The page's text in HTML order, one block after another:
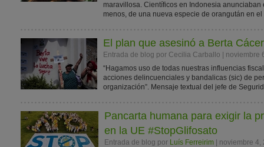
maravillosa. Científicos en Indonesia
menos, de una nueva especie de orangután en
El plan que asesinó a Berta
Entrada de blog por Cecilia Carballo | noviembre
“Hagamos uso de todas nuestras influencias
acciones delincuenciales y bandalicas (sic) de
organización”. Mensaje textual del jefe de
Pancarta humana para exigir la
en la UE #StopGlifosato
Entrada de blog por Luís Ferreirim | noviembre 4,